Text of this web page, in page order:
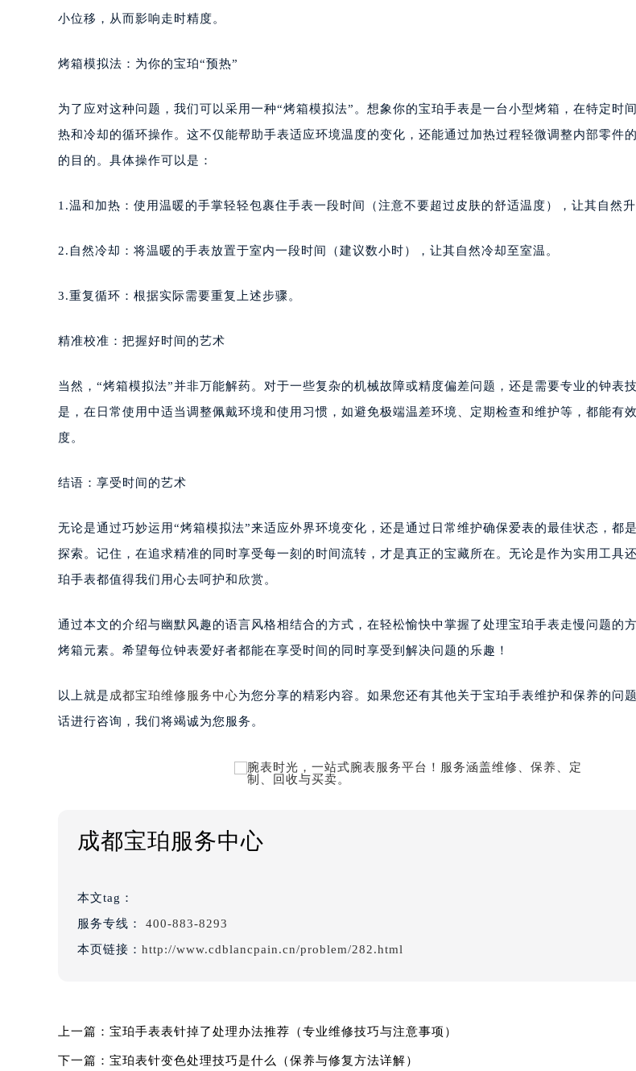
小位移，从而影响走时精度。
烤箱模拟法：为你的宝珀“预热”
为了应对这种问题，我们可以采用一种“烤箱模拟法”。想象你的宝珀手表是一台小型烤箱，在特定时
热和冷却的循环操作。这不仅能帮助手表适应环境温度的变化，还能通过加热过程轻微调整内部零件
的目的。具体操作可以是：
1.温和加热：使用温暖的手掌轻轻包裹住手表一段时间（注意不要超过皮肤的舒适温度），让其自然升
2.自然冷却：将温暖的手表放置于室内一段时间（建议数小时），让其自然冷却至室温。
3.重复循环：根据实际需要重复上述步骤。
精准校准：把握好时间的艺术
当然，“烤箱模拟法”并非万能解药。对于一些复杂的机械故障或精度偏差问题，还是需要专业的钟表
是，在日常使用中适当调整佩戴环境和使用习惯，如避免极端温差环境、定期检查和维护等，都能有
度。
结语：享受时间的艺术
无论是通过巧妙运用“烤箱模拟法”来适应外界环境变化，还是通过日常维护确保爱表的最佳状态，都
探索。记住，在追求精准的同时享受每一刻的时间流转，才是真正的宝藏所在。无论是作为实用工具
珀手表都值得我们用心去呵护和欣赏。
通过本文的介绍与幽默风趣的语言风格相结合的方式，在轻松愉快中掌握了处理宝珀手表走慢问题的
烤箱元素。希望每位钟表爱好者都能在享受时间的同时享受到解决问题的乐趣！
以上就是 成都宝珀维修服务中心为您分享的精彩内容。如果您还有其他关于宝珀手表维护和保养的问
话进行咨询，我们将竭诚为您服务。
成都宝珀服务中心
本文tag：
服务专线：
400-883-8293
本页链接： http://www.cdblancpain.cn/problem/282.html
上一篇： 宝珀手表表针掉了处理办法推荐（专业维修技巧与注意事项）
下一篇： 宝珀表针变色处理技巧是什么（保养与修复方法详解）